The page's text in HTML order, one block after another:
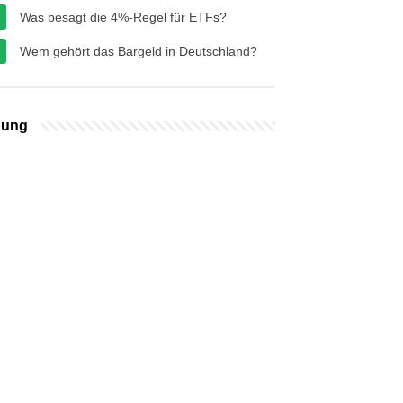
Was besagt die 4%-Regel für ETFs?
Wem gehört das Bargeld in Deutschland?